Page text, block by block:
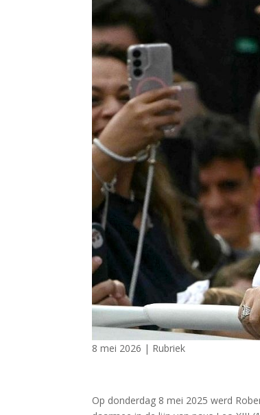
8 mei 2026 | Rubriek
Op donderdag 8 mei 2025 werd